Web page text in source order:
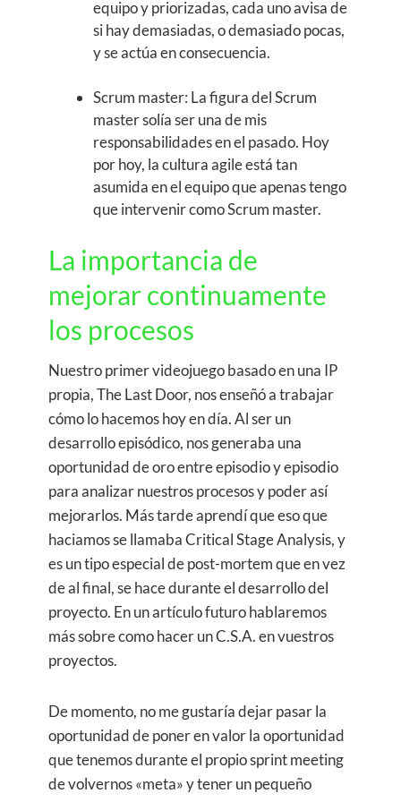
equipo y priorizadas, cada uno avisa de
si hay demasiadas, o demasiado pocas,
y se actúa en consecuencia.
Scrum master: La figura del Scrum
master solía ser una de mis
responsabilidades en el pasado. Hoy
por hoy, la cultura agile está tan
asumida en el equipo que apenas tengo
que intervenir como Scrum master.
La importancia de
mejorar continuamente
los procesos
Nuestro primer videojuego basado en una IP
propia, The Last Door, nos enseñó a trabajar
cómo lo hacemos hoy en día. Al ser un
desarrollo episódico, nos generaba una
oportunidad de oro entre episodio y episodio
para analizar nuestros procesos y poder así
mejorarlos. Más tarde aprendí que eso que
haciamos se llamaba Critical Stage Analysis, y
es un tipo especial de post-mortem que en vez
de al final, se hace durante el desarrollo del
proyecto. En un artículo futuro hablaremos
más sobre como hacer un C.S.A. en vuestros
proyectos.
De momento, no me gustaría dejar pasar la
oportunidad de poner en valor la oportunidad
que tenemos durante el propio sprint meeting
de volvernos «meta» y tener un pequeño